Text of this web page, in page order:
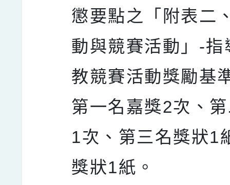
懲要點之「附表二
動與競賽活動」-指
教競賽活動獎勵基
第一名嘉獎2次、
1次、第三名獎狀1
獎狀1紙。